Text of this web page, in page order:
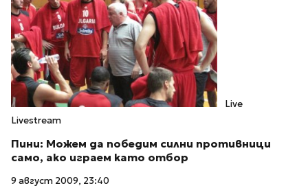
Live
Livestream
Пини: Можем да победим силни противници
само, ако играем като отбор
9 август 2009, 23:40